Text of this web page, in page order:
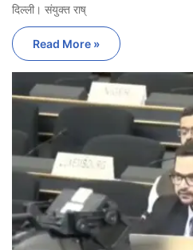
दिल्ली। संयुक्त राष्
Read More »